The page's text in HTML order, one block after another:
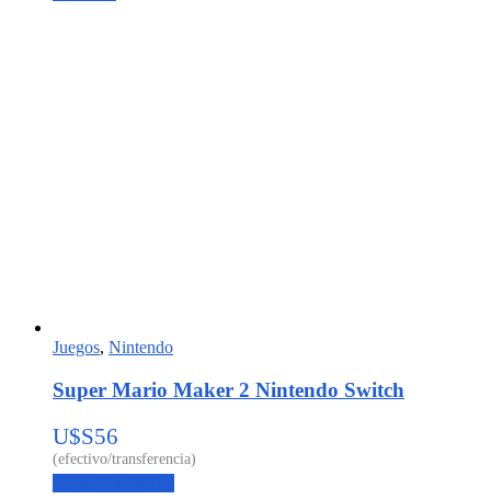
Juegos, Nintendo
Super Mario Maker 2 Nintendo Switch
U$S56